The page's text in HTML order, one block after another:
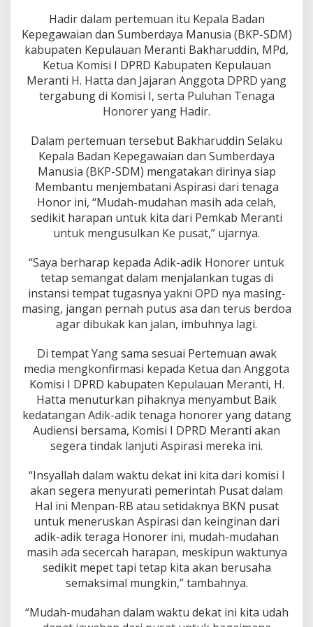
a
H
o
n
o
r
A
d
e
n
s
d
e
n
g
K
o
m
i
s
i
D
P
R
D
M
e
r
a
t
i
.
Hadir dalam pertemuan itu Kepala Badan
Kepegawaian dan Sumberdaya Manusia (BKP-SDM)
kabupaten Kepulauan Meranti Bakharuddin, MPd,
Ketua Komisi I DPRD Kabupaten Kepulauan
Meranti H. Hatta dan Jajaran Anggota DPRD yang
tergabung di Komisi I, serta Puluhan Tenaga
Honorer yang Hadir.
Dalam pertemuan tersebut Bakharuddin Selaku
Kepala Badan Kepegawaian dan Sumberdaya
Manusia (BKP-SDM) mengatakan dirinya siap
Membantu menjembatani Aspirasi dari tenaga
Honor ini, “Mudah-mudahan masih ada celah,
sedikit harapan untuk kita dari Pemkab Meranti
untuk mengusulkan Ke pusat,” ujarnya.
“Saya berharap kepada Adik-adik Honorer untuk
tetap semangat dalam menjalankan tugas di
instansi tempat tugasnya yakni OPD nya masing-
masing, jangan pernah putus asa dan terus berdoa
agar dibukak kan jalan, imbuhnya lagi.
Di tempat Yang sama sesuai Pertemuan awak
media mengkonfirmasi kepada Ketua dan Anggota
Komisi I DPRD kabupaten Kepulauan Meranti, H.
Hatta menuturkan pihaknya menyambut Baik
kedatangan Adik-adik tenaga honorer yang datang
Audiensi bersama, Komisi I DPRD Meranti akan
segera tindak lanjuti Aspirasi mereka ini.
“Insyallah dalam waktu dekat ini kita dari komisi I
akan segera menyurati pemerintah Pusat dalam
Hal ini Menpan-RB atau setidaknya BKN pusat
untuk meneruskan Aspirasi dan keinginan dari
adik-adik teraga Honorer ini, mudah-mudahan
masih ada secercah harapan, meskipun waktunya
sedikit mepet tapi tetap kita akan berusaha
semaksimal mungkin,” tambahnya.
“Mudah-mudahan dalam waktu dekat ini kita udah